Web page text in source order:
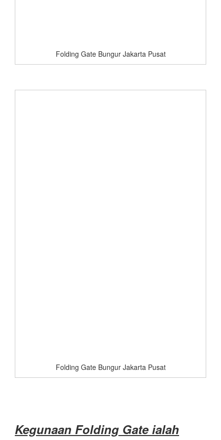
Folding Gate Bungur Jakarta Pusat
Folding Gate Bungur Jakarta Pusat
Kegunaan Folding Gate ialah